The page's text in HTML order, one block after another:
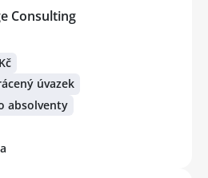
Consulting
úvazek
absolventy